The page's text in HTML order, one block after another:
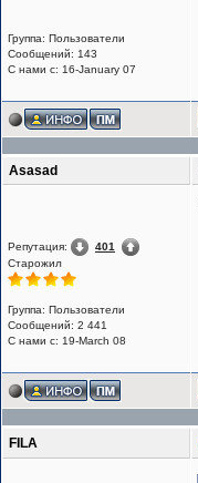
Группа: Пользователи
Сообщений: 143
С нами с: 16-January 07
Asasad
Репутация:
401
Старожил
Группа: Пользователи
Сообщений: 2 441
С нами с: 19-March 08
FILA